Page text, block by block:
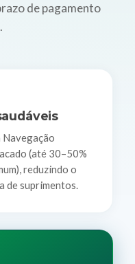
de pagamento
Navegação
(até 30–50%
reduzindo o
de suprimentos.